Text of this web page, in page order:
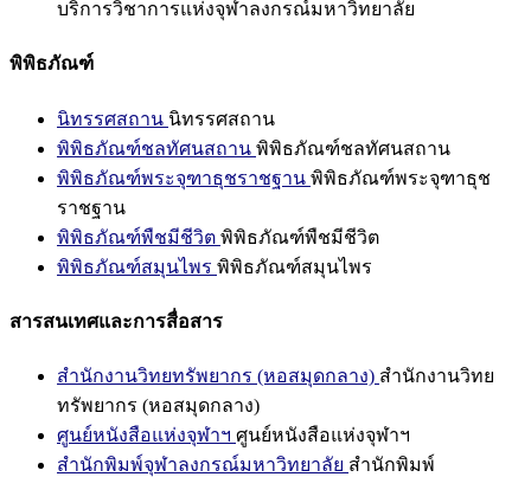
บริการวิชาการแห่งจุฬาลงกรณ์มหาวิทยาลัย
พิพิธภัณฑ์
นิทรรศสถาน นิทรรศสถาน
พิพิธภัณฑ์ชลทัศนสถาน พิพิธภัณฑ์ชลทัศนสถาน
พิพิธภัณฑ์พระจุฑาธุชราชฐาน พิพิธภัณฑ์พระจุฑาธุช
ราชฐาน
พิพิธภัณฑ์พืชมีชีวิต พิพิธภัณฑ์พืชมีชีวิต
พิพิธภัณฑ์สมุนไพร พิพิธภัณฑ์สมุนไพร
สารสนเทศและการสื่อสาร
สำนักงานวิทยทรัพยากร (หอสมุดกลาง) สำนักงานวิทย
ทรัพยากร (หอสมุดกลาง)
ศูนย์หนังสือแห่งจุฬาฯ ศูนย์หนังสือแห่งจุฬาฯ
สำนักพิมพ์จุฬาลงกรณ์มหาวิทยาลัย สำนักพิมพ์